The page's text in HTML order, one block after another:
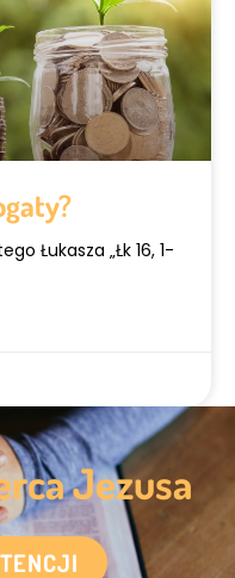
Łukasza „Łk 16, 1-
Jezusa